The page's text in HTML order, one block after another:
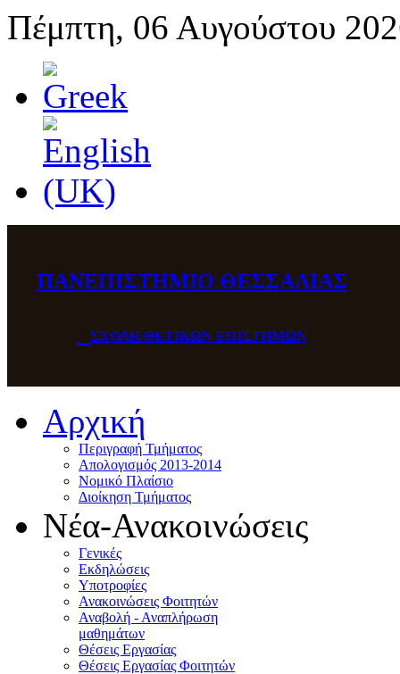
Πέμπτη, 06 Αυγούστου
ΠΑΝΕΠΙΣΤΗΜΙΟ ΘΕΣΣΑΛΙΑΣ
ΣΧΟΛΗ ΘΕΤΙΚΩΝ ΕΠΙΣΤΗΜΩΝ
Αρχική
Περιγραφή Τμήματος
Απολογισμός 2013-2014
Νομικό Πλαίσιο
Διοίκηση Τμήματος
Νέα-Ανακοινώσεις
Γενικές
Εκδηλώσεις
Υποτροφίες
Ανακοινώσεις Φοιτητών
Αναβολή - Αναπλήρωση
μαθημάτων
Θέσεις Εργασίας
Θέσεις Εργασίας Φοιτητών